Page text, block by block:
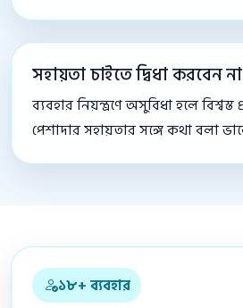
সহায়তা চাইতে দ্বিধা করবেন না
ব্যবহার নিয়ন্ত্রণে অসুবিধা হলে বিশ্বস্ত
পেশাদার সহায়তার সঙ্গে কথা বলা
১৮+ ব্যবহার